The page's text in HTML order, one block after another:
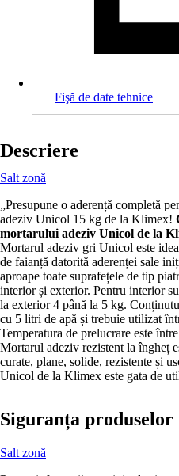
Fişă de date tehnice
Descriere
Salt zonă
„Presupune o aderență completă
adeziv Unicol 15 kg de la Klimex!
mortarului adeziv Unicol de la
Mortarul adeziv gri Unicol este
de faianță datorită aderenței sale
aproape toate suprafețele de tip
interior și exterior. Pentru interior
la exterior 4 până la 5 kg.
cu 5 litri de apă și trebuie utilizat
Temperatura de prelucrare este
Mortarul adeziv rezistent la îngheț
curate, plane, solide, rezistente și
Unicol de la Klimex este gata de
Siguranța produselor
Salt zonă